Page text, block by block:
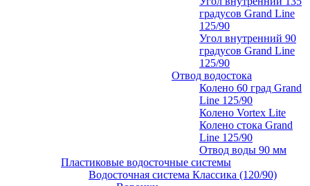
градусов Grand Line
125/90
Угол внутренний 90
градусов Grand Line
125/90
Отвод водостока
Колено 60 град Grand
Line 125/90
Колено Vortex Lite
Колено стока Grand
Line 125/90
Отвод воды 90 мм
Пластиковые водосточные системы
Водосточная система Классика (120/90)